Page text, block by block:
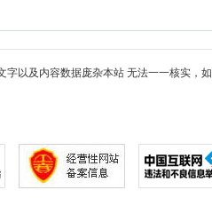
以及内容数据庞杂本站 无法一一核实，